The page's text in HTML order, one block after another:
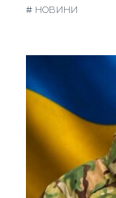
# НОВИНИ